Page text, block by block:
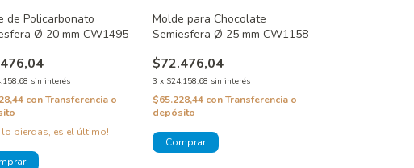
de Policarbonato
Ø 20 mm CW1495
sin interés
conTransferencia o
lo pierdas, es el último!
Molde para Chocolate
Semiesfera Ø 25 mm CW1158
$72.476,04
3 x $24.158,68 sin interés
$65.228,44 con Transferencia o
depósito